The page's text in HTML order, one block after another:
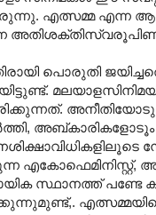
എത്സമ്മ എന്ന
ജയിച്ചതൊ
സ്ഥാനത്ത് പണ്ടേ